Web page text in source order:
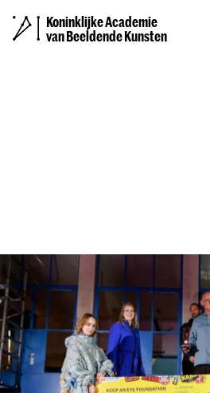
Koninklijke Academie
van Beeldende Kunsten